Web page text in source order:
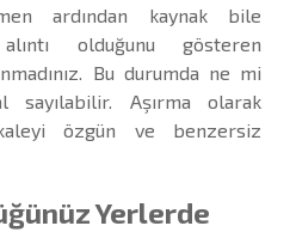
ardından kaynak bile
olduğunu gösteren
Bu durumda ne mi
Aşırma olarak
özgün ve benzersiz
Yerlerde